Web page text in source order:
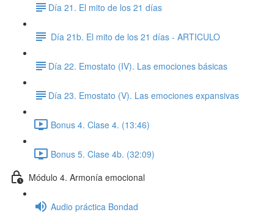
​Día 21. El mito de los 21 días
Día 21b. El mito de los 21 días - ARTICULO
​Día 22. Emostato (IV). Las emociones básicas
​Día 23. Emostato (V). Las emociones expansivas
Bonus 4. Clase 4. (13:46)
Bonus 5. Clase 4b. (32:09)
Módulo 4. Armonía emocional
Audio práctica Bondad